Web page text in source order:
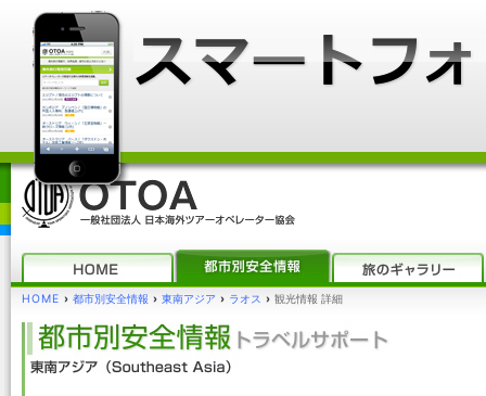
HOME › 都市別安全情報 › 東南アジア › ラオス › 観光情報 詳細